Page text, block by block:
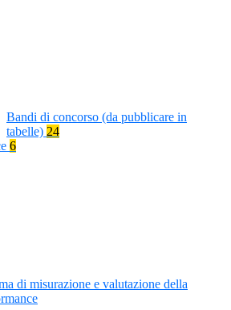
Bandi di concorso (da pubblicare in
tabelle) 24
6
di misurazione e valutazione della